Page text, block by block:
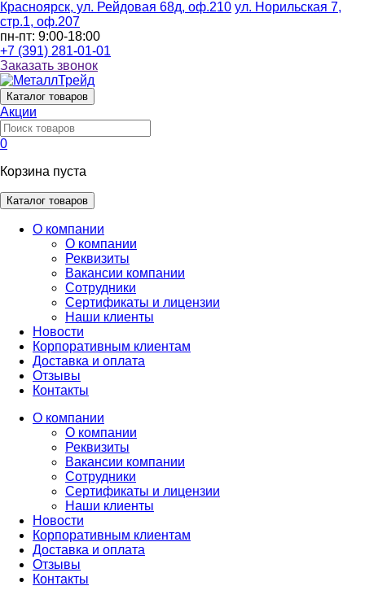
Красноярск, ул. Рейдовая 68д, оф.210 ул. Норильская 7,
стр.1, оф.207
пн-пт: 9:00-18:00
+7 (391) 281-01-01
Заказать звонок
Каталог товаров
Акции
0
Корзина пуста
Каталог товаров
О компании
О компании
Реквизиты
Вакансии компании
Сотрудники
Сертификаты и лицензии
Наши клиенты
Новости
Корпоративным клиентам
Доставка и оплата
Отзывы
Контакты
О компании
О компании
Реквизиты
Вакансии компании
Сотрудники
Сертификаты и лицензии
Наши клиенты
Новости
Корпоративным клиентам
Доставка и оплата
Отзывы
Контакты